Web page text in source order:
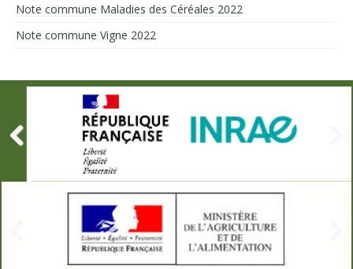
Note commune Maladies des Céréales 2022
Note commune Vigne 2022